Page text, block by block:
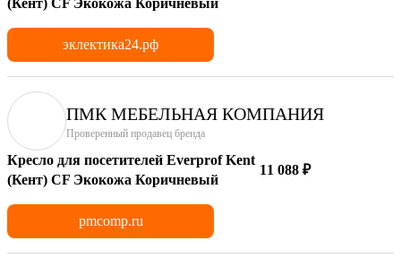
эклектика24.рф
ПМК МЕБЕЛЬНАЯ КОМПАНИЯ
Проверенный продавец бренда
Кресло для посетителей Everprof Kent
(Кент) CF Экокожа Коричневый
11 088 ₽
pmcomp.ru